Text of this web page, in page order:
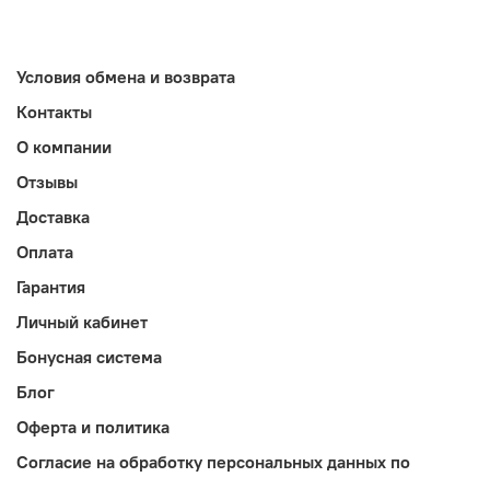
Условия обмена и возврата
Контакты
О компании
Отзывы
Доставка
Оплата
Гарантия
Личный кабинет
Бонусная система
Блог
Оферта и политика
Согласие на обработку персональных данных по